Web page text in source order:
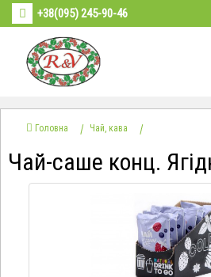
+38(095) 245-90-46
Головна Чай, кава
Чай-саше конц.